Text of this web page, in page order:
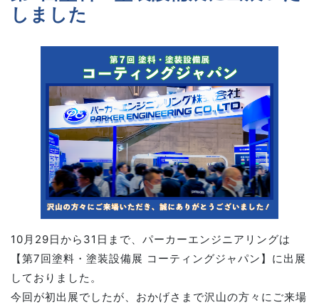
しました
10月29日から31日まで、パーカーエンジニアリングは
【第7回塗料・塗装設備展 コーティングジャパン】に出展
しておりました。
今回が初出展でしたが、おかげさまで沢山の方々にご来場